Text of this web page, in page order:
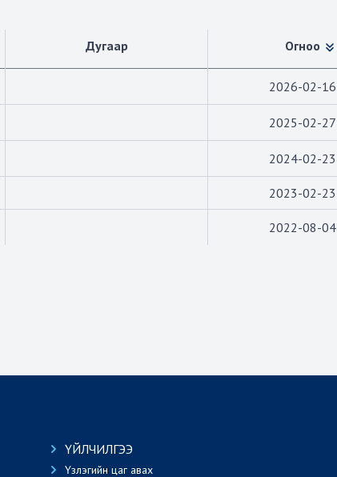
Дугаар Огноо
2026-02-16
2025-02-27
2024-02-23
2023-02-23
2022-08-04
ҮЙЛЧИЛГЭЭ
Үзлэгийн цаг авах